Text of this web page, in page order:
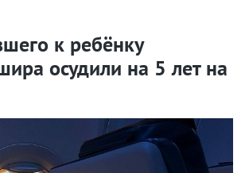
к ребёнку
осудили на 5 лет на